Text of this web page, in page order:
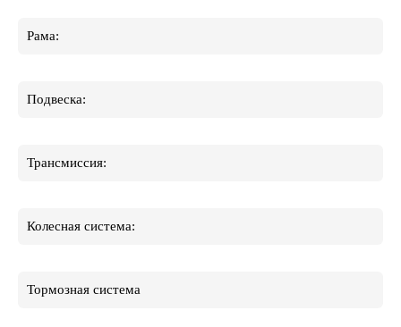
Рама:
Подвеска:
Трансмиссия:
Колесная система:
Тормозная система